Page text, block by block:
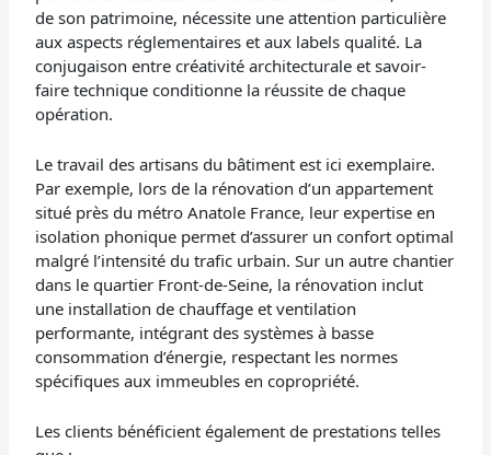
de son patrimoine, nécessite une attention particulière
aux aspects réglementaires et aux labels qualité. La
conjugaison entre créativité architecturale et savoir-
faire technique conditionne la réussite de chaque
opération.
Le travail des artisans du bâtiment est ici exemplaire.
Par exemple, lors de la rénovation d’un appartement
situé près du métro Anatole France, leur expertise en
isolation phonique permet d’assurer un confort optimal
malgré l’intensité du trafic urbain. Sur un autre chantier
dans le quartier Front-de-Seine, la rénovation inclut
une installation de chauffage et ventilation
performante, intégrant des systèmes à basse
consommation d’énergie, respectant les normes
spécifiques aux immeubles en copropriété.
Les clients bénéficient également de prestations telles